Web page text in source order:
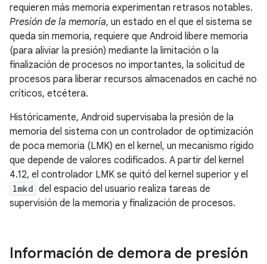
requieren más memoria experimentan retrasos notables.
Presión de la memoria, un estado en el que el sistema se
queda sin memoria, requiere que Android libere memoria
(para aliviar la presión) mediante la limitación o la
finalización de procesos no importantes, la solicitud de
procesos para liberar recursos almacenados en caché no
críticos, etcétera.
Históricamente, Android supervisaba la presión de la
memoria del sistema con un controlador de optimización
de poca memoria (LMK) en el kernel, un mecanismo rígido
que depende de valores codificados. A partir del kernel
4.12, el controlador LMK se quitó del kernel superior y el
lmkd del espacio del usuario realiza tareas de
supervisión de la memoria y finalización de procesos.
Información de demora de presión